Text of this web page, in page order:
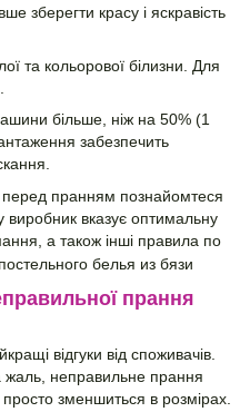
зберегти красу і яскравість
та кольорової білизни. Для
більше, ніж на 50% (1
забезпечить
пранням познайомтеся
вказує оптимальну
а також інші правила по
прання
відгуки від споживачів.
жаль, неправильне прання
зменшиться в розмірах.